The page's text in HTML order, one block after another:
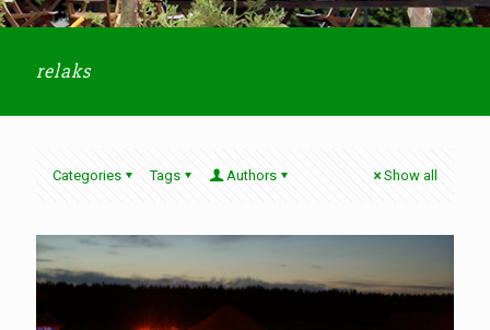
relaks
Categories Tags Authors Show all